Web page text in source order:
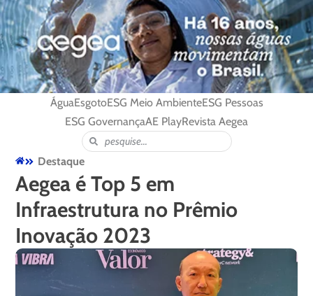
ÁguaEsgotoESG Meio AmbienteESG Pessoas
ESG GovernançaAE PlayRevista Aegea
Destaque
Aegea é Top 5 em
Infraestrutura no Prêmio
Inovação 2023